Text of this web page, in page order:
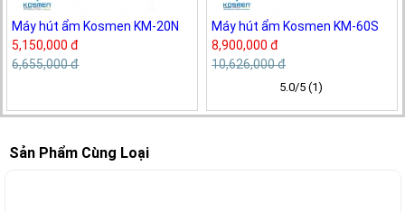
Máy hút ẩm Kosmen KM-20N
5,150,000 đ
6,655,000 đ
Máy hút ẩm Kosmen KM-60S
8,900,000 đ
10,626,000 đ
5.0/5 (1)
Sản Phẩm Cùng Loại